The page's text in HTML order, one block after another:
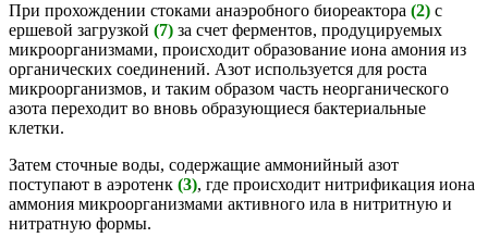
При прохождении стоками анаэробного биореактора (2) с
ершевой загрузкой (7) за счет ферментов, продуцируемых
микроорганизмами, происходит образование иона амония из
органических соединений. Азот используется для роста
микроорганизмов, и таким образом часть неорганического
азота переходит во вновь образующиеся бактериальные
клетки.
Затем сточные воды, содержащие аммонийный азот
поступают в аэротенк (3), где происходит нитрификация иона
аммония микроорганизмами активного ила в нитритную и
нитратную формы.